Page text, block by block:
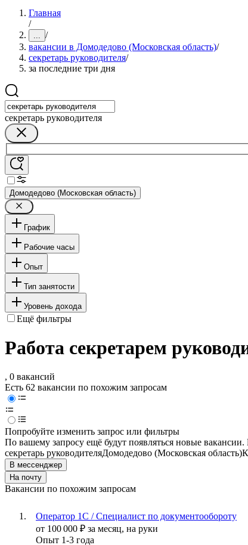
Главная
/
... /
вакансии в Домодедово (Московская область)/
секретарь руководителя/
за последние три дня
секретарь руководителя
Домодедово (Московская область)
График
Рабочие часы
Опыт
Тип занятости
Уровень дохода
Ещё фильтры
Работа секретарем
, 0 вакансий
Есть 62 вакансии по похожим запросам
Попробуйте изменить запрос или фильтры
По вашему запросу ещё будут появляться новые
секретарь руководителяДомодедово (Московская область)
В мессенджер
На почту
Вакансии по похожим запросам
Оператор 1С / Специалист по документообороту
от 100 000 ₽ за месяц, на руки
Опыт 1-3 года